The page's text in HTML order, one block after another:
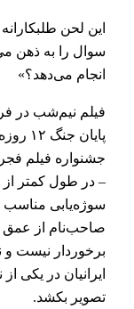
این لحن
سوال را به ذهن
انجام می‌دهد؟»
– در طول کمتر
سوژه‌یابی مناسب
صاحب‌نام از عمق
برخوردار نیست
ایرانیان در یکی
تصویر بکشد.